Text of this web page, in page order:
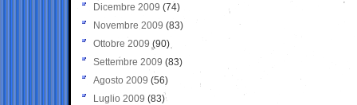
Dicembre 2009 (74)
Novembre 2009 (83)
Ottobre 2009 (90)
Settembre 2009 (83)
Agosto 2009 (56)
Luglio 2009 (83)